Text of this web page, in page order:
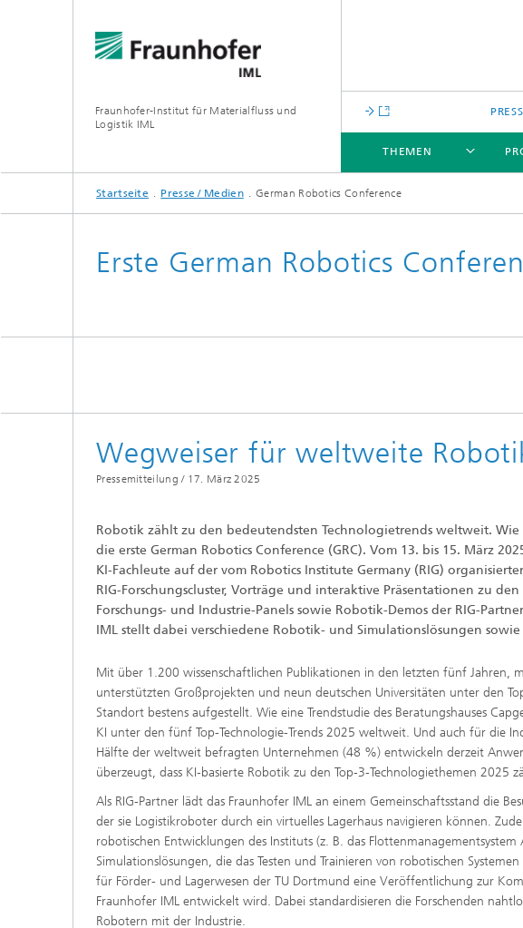
Fraunhofer-Institut für Materialfluss und
Logistik IML
THEMEN
THEMEN
ABTEILUNGEN
INSTITUT
FÜR UNTERNEHMEN
Startseite Presse / Medien German Robotics Conference
Erste German Robotics
Wegweiser für weltweite
Pressemitteilung / 17. März 2025
Robotik zählt zu den bedeutendsten Technologietrends weltweit.
die erste German Robotics Conference (GRC). Vom 13. bis 15. März
KI-Fachleute auf der vom Robotics Institute Germany (RIG)
RIG-Forschungscluster, Vorträge und interaktive Präsentationen zu
Forschungs- und Industrie-Panels sowie Robotik-Demos der RIG-
IML stellt dabei verschiedene Robotik- und Simulationslösungen
Mit über 1.200 wissenschaftlichen Publikationen in den letzten fünf Jahren,
unterstützten Großprojekten und neun deutschen Universitäten unter den
Standort bestens aufgestellt. Wie eine Trendstudie des Beratungshauses
KI unter den fünf Top-Technologie-Trends 2025 weltweit. Und auch für die
Hälfte der weltweit befragten Unternehmen (48 %) entwickeln derzeit
überzeugt, dass KI-basierte Robotik zu den Top-3-Technologiethemen 2025
Als RIG-Partner lädt das Fraunhofer IML an einem Gemeinschaftsstand die
der sie Logistikroboter durch ein virtuelles Lagerhaus navigieren können.
robotischen Entwicklungen des Instituts (z. B. das
Simulationslösungen, die das Testen und Trainieren von robotischen
für Förder- und Lagerwesen der TU Dortmund eine Veröffentlichung zur
Fraunhofer IML entwickelt wird. Dabei standardisieren die Forschenden
Robotern mit der Industrie.